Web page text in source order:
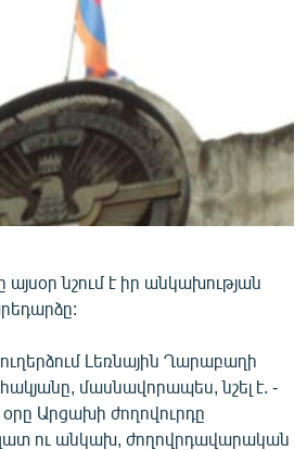
նշում է իր անկախության
Լեռնային Ղարաբաղի
մասնավորապես, նշել է. -
Արցախի ժողովուրդը
ու անկախ, ժողովրդավարական